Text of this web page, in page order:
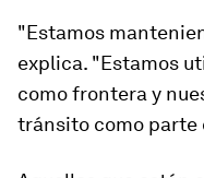
"Estamos
explica. "Estamos
como frontera y
tránsito como parte